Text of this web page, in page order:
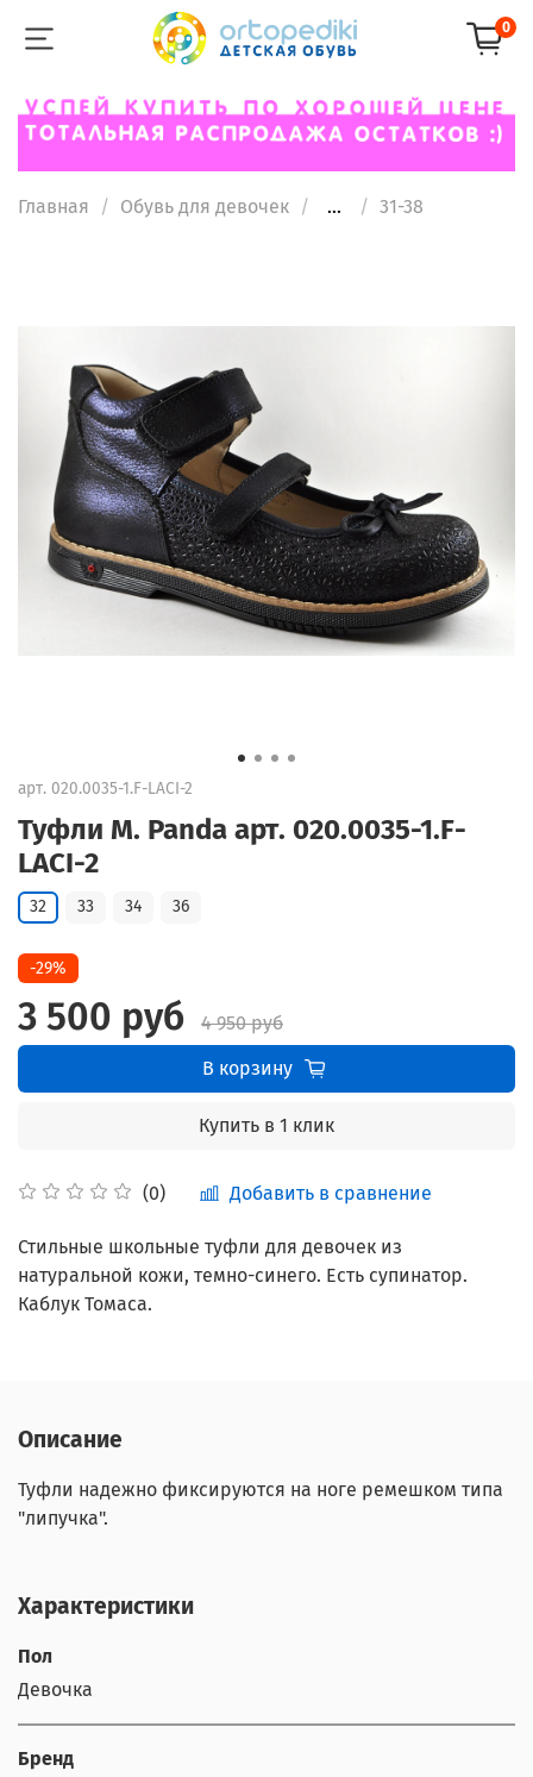
0
Главная Обувь для девочек ... 31-38
арт. 020.0035-1.F-LACI-2
Туфли M. Panda арт. 020.0035-1.F-
LACI-2
(0) Добавить в сравнение
32 33 34 36
-29%
3 500 руб
4 950 руб
В корзину
Купить в 1 клик
Стильные школьные туфли для девочек из
натуральной кожи, темно-синего. Есть супинатор.
Каблук Томаса.
Описание
Туфли надежно фиксируются на ноге ремешком типа
"липучка".
Характеристики
Пол
Девочка
Бренд